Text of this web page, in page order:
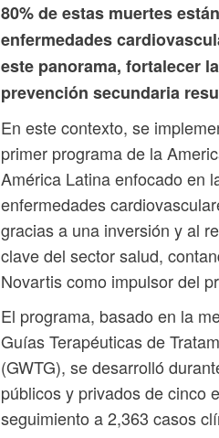
80% de estas muertes
enfermedades
este panorama, fortalecer
prevención secundaria
En este contexto, se
primer programa de la
América Latina enfocado en
enfermedades
gracias a una inversión y al
clave del sector salud,
Novartis como impulsor del
El programa, basado en la
Guías Terapéuticas de
(GWTG), se desarrolló
públicos y privados de cinco
seguimiento a 2,363 casos